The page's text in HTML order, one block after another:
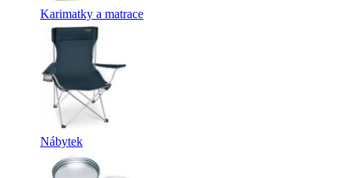
Karimatky a matrace
Nábytek